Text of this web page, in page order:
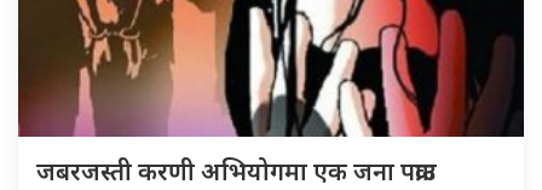
जबरजस्ती करणी अभियोगमा एक जना पक्राउ